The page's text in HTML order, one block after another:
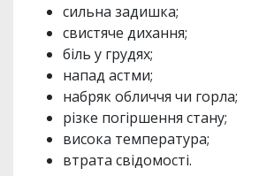
сильна задишка;
свистяче дихання;
біль у грудях;
напад астми;
набряк обличчя чи горла;
різке погіршення стану;
висока температура;
втрата свідомості.